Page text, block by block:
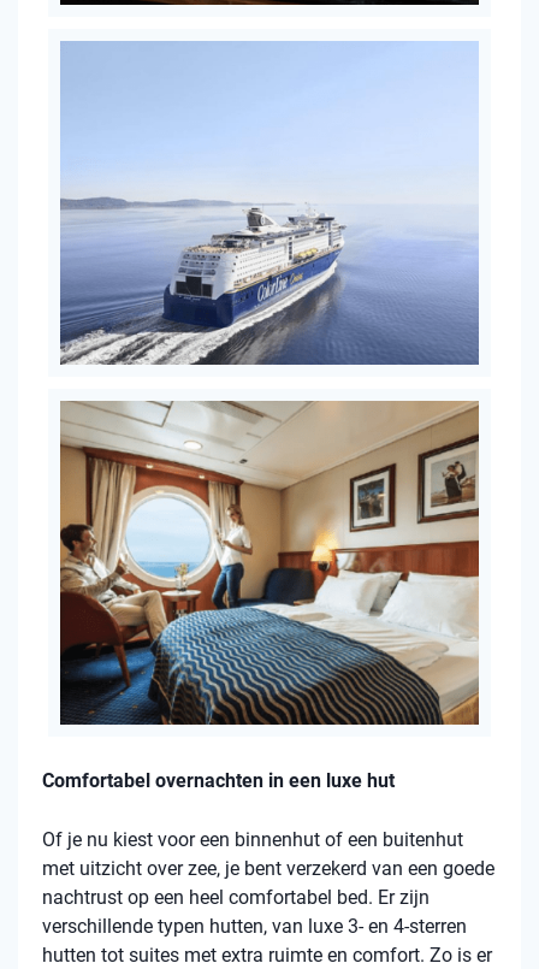
Comfortabel overnachten in een luxe hut
Of je nu kiest voor een binnenhut of een buitenhut
met uitzicht over zee, je bent verzekerd van een goede
nachtrust op een heel comfortabel bed. Er zijn
verschillende typen hutten, van luxe 3- en 4-sterren
hutten tot suites met extra ruimte en comfort. Zo is er